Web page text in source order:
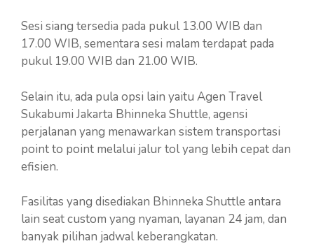
Sesi siang tersedia pada pukul 13.00 WIB dan
17.00 WIB, sementara sesi malam terdapat pada
pukul 19.00 WIB dan 21.00 WIB.
Selain itu, ada pula opsi lain yaitu Agen Travel
Sukabumi Jakarta Bhinneka Shuttle, agensi
perjalanan yang menawarkan sistem transportasi
point to point melalui jalur tol yang lebih cepat dan
efisien.
Fasilitas yang disediakan Bhinneka Shuttle antara
lain seat custom yang nyaman, layanan 24 jam, dan
banyak pilihan jadwal keberangkatan.